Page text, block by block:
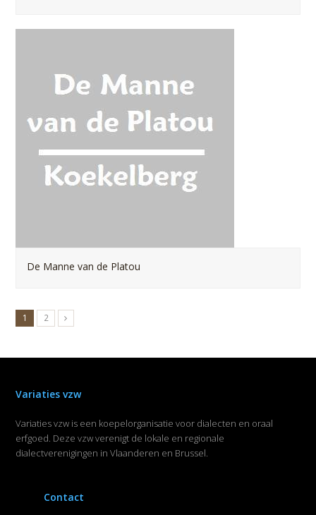
De Manne van de Platou
1 2
Variaties vzw
Variaties vzw is een koepelorganisatie voor dialecten en oraal
erfgoed. Deze vzw verenigt de lokale en regionale
dialectverenigingen in Vlaanderen en Brussel.
Contact